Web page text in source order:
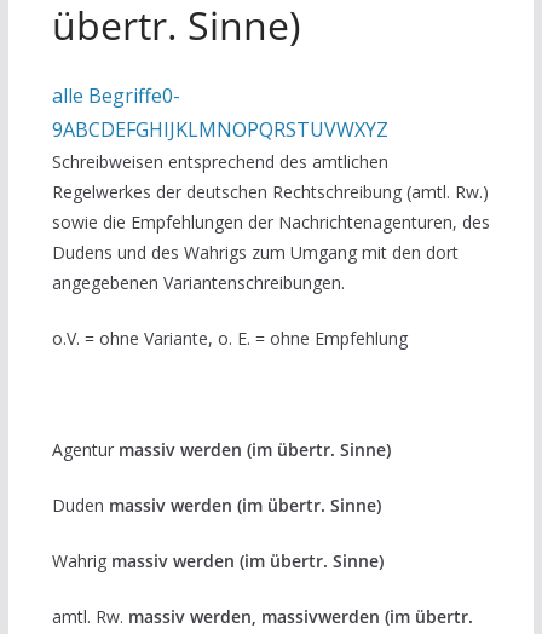
übertr. Sinne)
alle Begriffe0-
9ABCDEFGHIJKLMNOPQRSTUVWXYZ
Schreibweisen entsprechend des amtlichen
Regelwerkes der deutschen Rechtschreibung (amtl. Rw.)
sowie die Empfehlungen der Nachrichtenagenturen, des
Dudens und des Wahrigs zum Umgang mit den dort
angegebenen Variantenschreibungen.
o.V. = ohne Variante, o. E. = ohne Empfehlung
Agentur massiv werden (im übertr. Sinne)
Duden massiv werden (im übertr. Sinne)
Wahrig massiv werden (im übertr. Sinne)
amtl. Rw. massiv werden, massivwerden (im übertr.